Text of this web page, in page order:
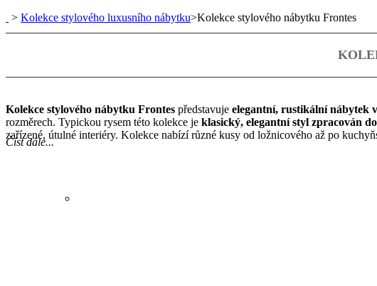
> Kolekce stylového luxusního nábytku>Kolekce stylového nábytku Frontes
Kolekce stylového nábytku Frontes představuje elegantní, rustikální nábytek
rozměrech. Typickou rysem této kolekce je klasický, elegantní styl zpracován
zařízené, útulné interiéry. Kolekce nabízí různé kusy od ložnicového až po
Číst dále...